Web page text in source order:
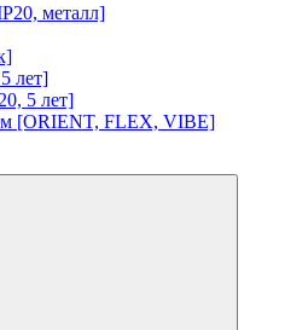
металл]
лет]
5 лет]
[ORIENT, FLEX, VIBE]